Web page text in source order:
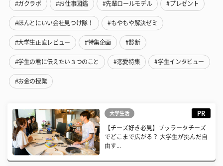
#ガクラボ #お仕事図鑑 #先輩ロールモデル #プレゼント
#ほんとにいい会社見つけ隊！ #もやもや解決ゼミ
#大学生正直レビュー #特集企画 #診断
#学生の君に伝えたい３つのこと #恋愛特集 #学生インタビュー
#お金の授業
大学生活 PR
【チーズ好き必見】ブッラータチーズ
でどこまで広がる？ 大学生が挑んだ自
由す...